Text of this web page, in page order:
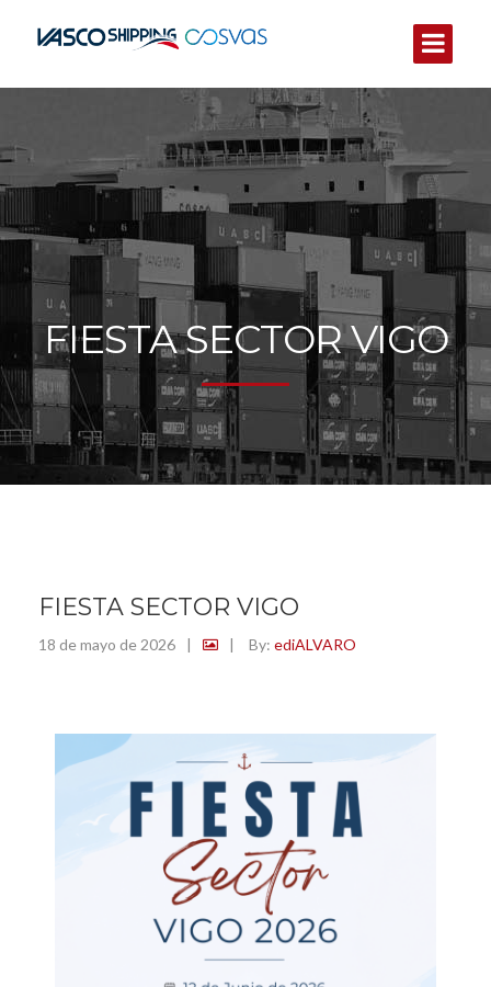
FIESTA SECTOR VIGO
FIESTA SECTOR VIGO
18 de mayo de 2026 | | By: ediALVARO